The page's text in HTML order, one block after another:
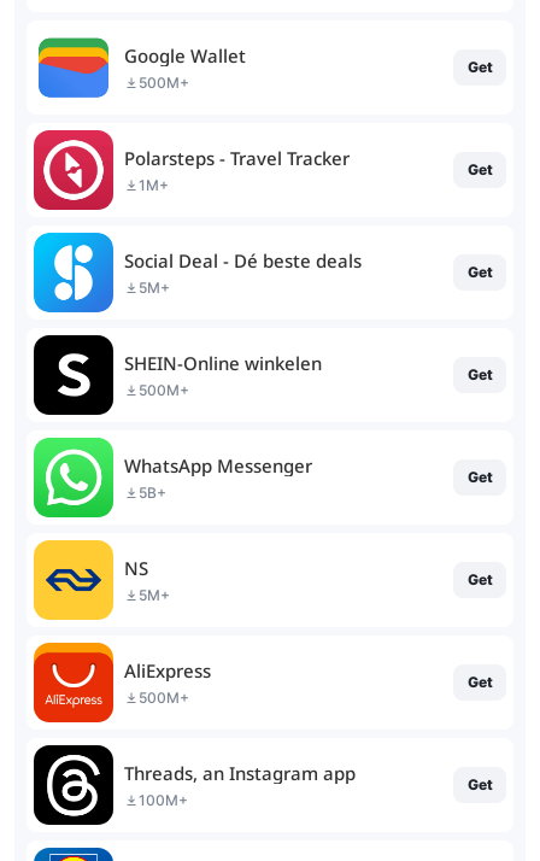
Google Wallet
500M+
Get
Polarsteps - Travel Tracker
1M+
Get
Social Deal - Dé beste deals
5M+
Get
SHEIN-Online winkelen
500M+
Get
WhatsApp Messenger
5B+
Get
NS
5M+
Get
AliExpress
500M+
Get
Threads, an Instagram app
100M+
Get